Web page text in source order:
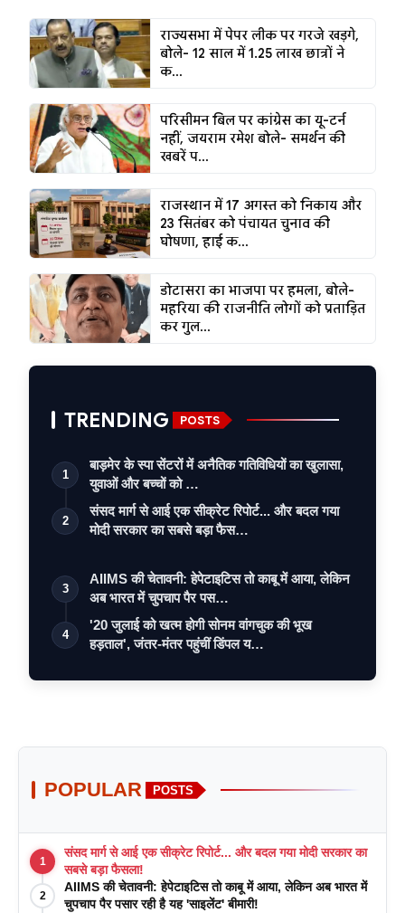
राज्यसभा में पेपर लीक पर गरजे खड़गे,
बोले- 12 साल में 1.25 लाख छात्रों ने
क...
परिसीमन बिल पर कांग्रेस का यू-टर्न
नहीं, जयराम रमेश बोले- समर्थन की
खबरें प...
राजस्थान में 17 अगस्त को निकाय और
23 सितंबर को पंचायत चुनाव की
घोषणा, हाई क...
डोटासरा का भाजपा पर हमला, बोले-
महरिया की राजनीति लोगों को प्रताड़ित
कर गुल...
TRENDING POSTS
1
बाड़मेर के स्पा सेंटरों में अनैतिक गतिविधियों का खुलासा,
युवाओं और बच्चों को …
2
संसद मार्ग से आई एक सीक्रेट रिपोर्ट... और बदल गया
मोदी सरकार का सबसे बड़ा फैस…
3
AIIMS की चेतावनी: हेपेटाइटिस तो काबू में आया, लेकिन
अब भारत में चुपचाप पैर पस…
4
'20 जुलाई को खत्म होगी सोनम वांगचुक की भूख
हड़ताल', जंतर-मंतर पहुंचीं डिंपल य…
POPULAR POSTS
1
संसद मार्ग से आई एक सीक्रेट रिपोर्ट... और बदल गया मोदी सरकार का
सबसे बड़ा फैसला!
2
AIIMS की चेतावनी: हेपेटाइटिस तो काबू में आया, लेकिन अब भारत में
चुपचाप पैर पसार रही है यह 'साइलेंट' बीमारी!